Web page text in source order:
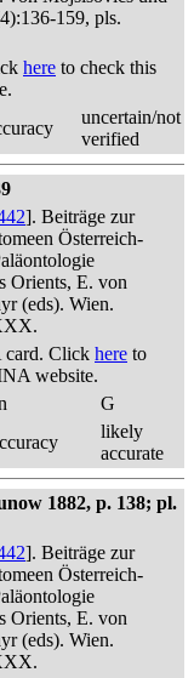
159, pls.
here to check this
uncertain/not
verified
]. Beiträge zur
Österreich-
Orients, E. von
(eds). Wien.
Click here to
website.
G
likely
accurate
1882, p. 138; pl.
]. Beiträge zur
Österreich-
Orients, E. von
(eds). Wien.